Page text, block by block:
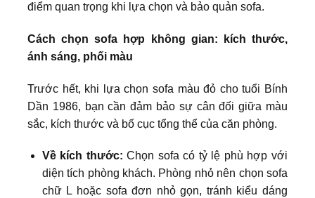
điểm quan trọng khi lựa chọn và bảo quản sofa.
Cách chọn sofa hợp không gian: kích thước,
ánh sáng, phối màu
Trước hết, khi lựa chọn sofa màu đỏ cho tuổi Bính
Dần 1986, bạn cần đảm bảo sự cân đối giữa màu
sắc, kích thước và bố cục tổng thể của căn phòng.
Về kích thước: Chọn sofa có tỷ lệ phù hợp với
diện tích phòng khách. Phòng nhỏ nên chọn sofa
chữ L hoặc sofa đơn nhỏ gọn, tránh kiểu dáng